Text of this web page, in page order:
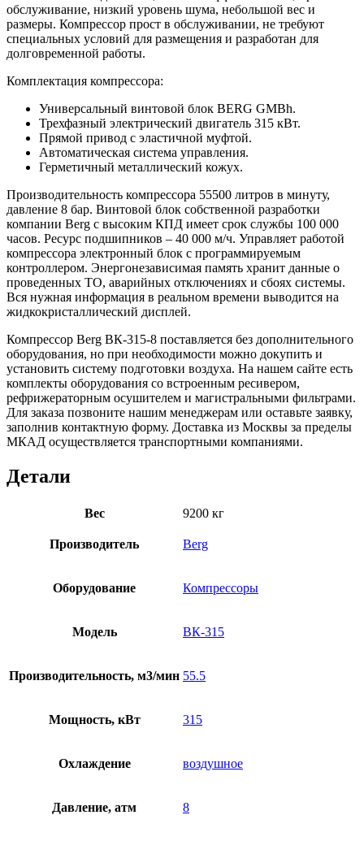
обслуживание, низкий уровень шума, небольшой вес и
размеры. Компрессор прост в обслуживании, не требуют
специальных условий для размещения и разработан для
долговременной работы.
Комплектация компрессора:
Универсальный винтовой блок BERG GMBh.
Трехфазный электрический двигатель 315 кВт.
Прямой привод с эластичной муфтой.
Автоматическая система управления.
Герметичный металлический кожух.
Производительность компрессора 55500 литров в минуту,
давление 8 бар. Винтовой блок собственной разработки
компании Berg с высоким КПД имеет срок службы 100 000
часов. Ресурс подшипников – 40 000 м/ч. Управляет работой
компрессора электронный блок с программируемым
контроллером. Энергонезависимая память хранит данные о
проведенных ТО, аварийных отключениях и сбоях системы.
Вся нужная информация в реальном времени выводится на
жидкокристаллический дисплей.
Компрессор Berg ВК-315-8 поставляется без дополнительного
оборудования, но при необходимости можно докупить и
установить систему подготовки воздуха. На нашем сайте есть
комплекты оборудования со встроенным ресивером,
рефрижераторным осушителем и магистральными фильтрами.
Для заказа позвоните нашим менеджерам или оставьте заявку,
заполнив контактную форму. Доставка из Москвы за пределы
МКАД осуществляется транспортными компаниями.
Детали
Вес 9200 кг
Производитель Berg
Оборудование Компрессоры
Модель ВК-315
Производительность, м3/мин 55.5
Мощность, кВт 315
Охлаждение воздушное
Давление, атм 8